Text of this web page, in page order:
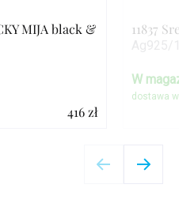
MIJA black &
416 zł
11837
W